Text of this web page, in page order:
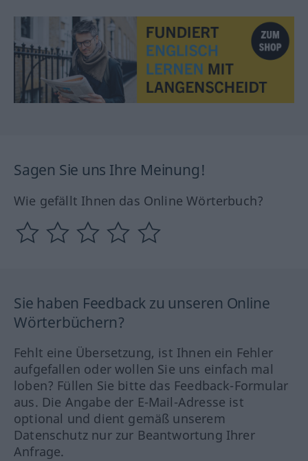
Sagen Sie uns Ihre Meinung!
Wie gefällt Ihnen das Online Wörterbuch?
Sie haben Feedback zu unseren Online
Wörterbüchern?
Fehlt eine Übersetzung, ist Ihnen ein Fehler
aufgefallen oder wollen Sie uns einfach mal
loben? Füllen Sie bitte das Feedback-Formular
aus. Die Angabe der E-Mail-Adresse ist
optional und dient gemäß unserem
Datenschutz nur zur Beantwortung Ihrer
Anfrage.